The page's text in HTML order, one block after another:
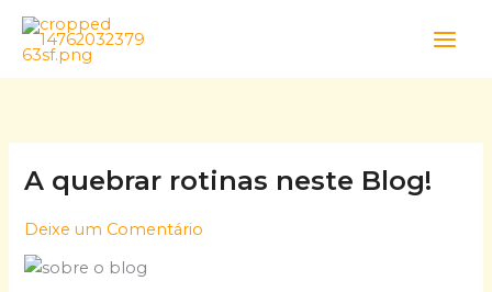
Skip
content
A quebrar rotinas neste Blog!
Deixe um Comentário